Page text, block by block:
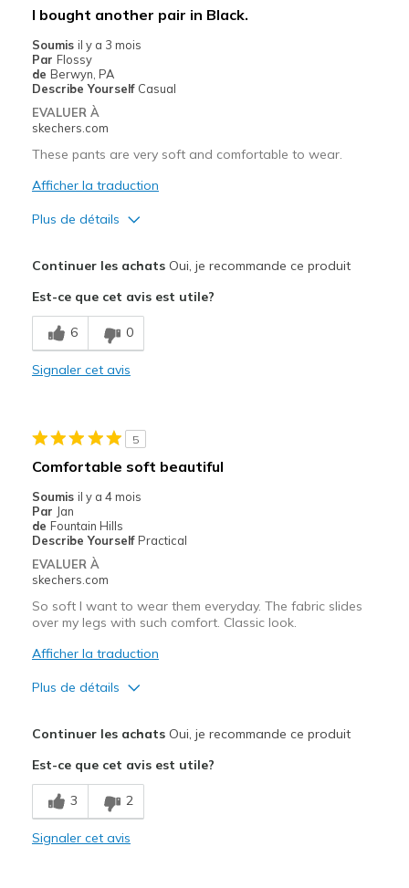
Width
Sizing
Feels true to size
I bought another pair in Black.
Soumis il y a 3 mois
Par Flossy
de Berwyn, PA
Describe Yourself Casual
EVALUER À
skechers.com
These pants are very soft and comfortable to wear.
Afficher la traduction
Plus de détails
Comfortable
Les meilleures utilisations
Casual Wear
Sizing
Feels true to size
Continuer les achatsOui, je recommande ce produit
Est-ce que cet avis est utile?
6 0
Signaler cet avis
5
Comfortable soft beautiful
Soumis il y a 4 mois
Par Jan
de Fountain Hills
Describe Yourself Practical
EVALUER À
skechers.com
So soft I want to wear them everyday. The fabric slides
over my legs with such comfort. Classic look.
Afficher la traduction
Plus de détails
Breathe Well
Comfortable
Continuer les achatsOui, je recommande ce produit
Est-ce que cet avis est utile?
3 2
Signaler cet avis